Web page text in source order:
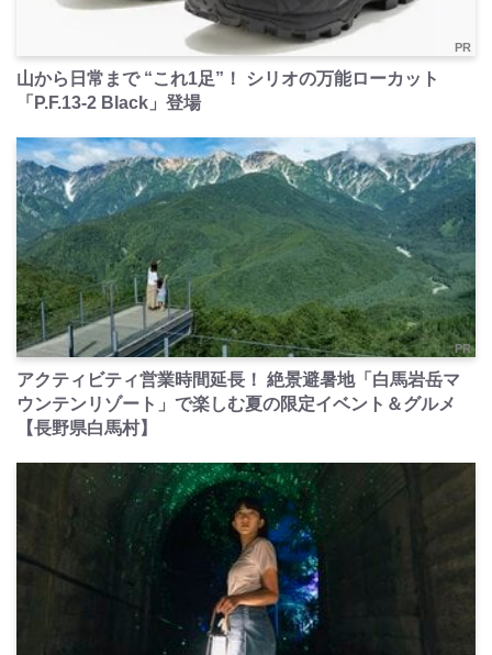
PR
山から日常まで “これ1足”！ シリオの万能ローカット
「P.F.13-2 Black」登場
PR
アクティビティ営業時間延長！ 絶景避暑地「白馬岩岳マ
ウンテンリゾート」で楽しむ夏の限定イベント＆グルメ
【長野県白馬村】